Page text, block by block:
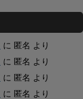
に 匿名 より
に 匿名 より
に 匿名 より
に 匿名 より